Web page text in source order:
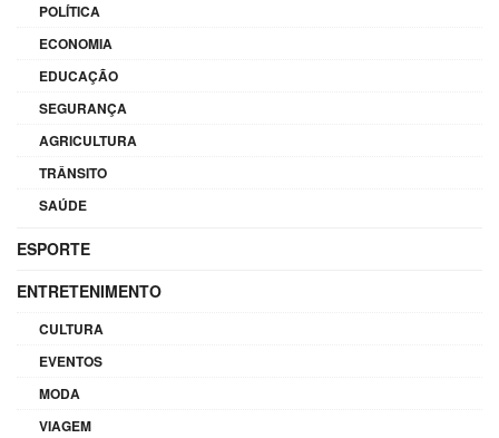
POLÍTICA
ECONOMIA
EDUCAÇÃO
SEGURANÇA
AGRICULTURA
TRÂNSITO
SAÚDE
ESPORTE
ENTRETENIMENTO
CULTURA
EVENTOS
MODA
VIAGEM